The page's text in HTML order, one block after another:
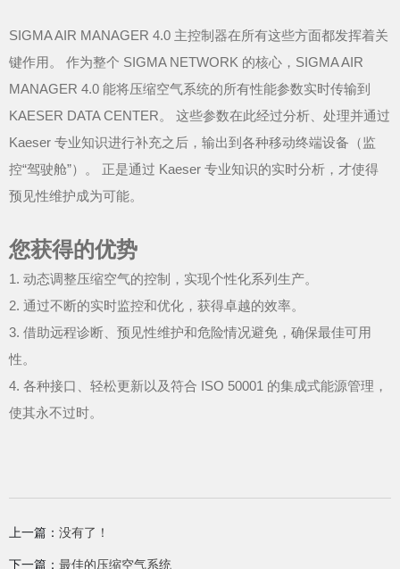
SIGMA AIR MANAGER 4.0 主控制器在所有这些方面都发挥着关
键作用。 作为整个 SIGMA NETWORK 的核心，SIGMA AIR
MANAGER 4.0 能将压缩空气系统的所有性能参数实时传输到
KAESER DATA CENTER。 这些参数在此经过分析、处理并通过
Kaeser 专业知识进行补充之后，输出到各种移动终端设备（监
控“驾驶舱”）。 正是通过 Kaeser 专业知识的实时分析，才使得
预见性维护成为可能。
您获得的优势
1. 动态调整压缩空气的控制，实现个性化系列生产。
2. 通过不断的实时监控和优化，获得卓越的效率。
3. 借助远程诊断、预见性维护和危险情况避免，确保最佳可用
性。
4. 各种接口、轻松更新以及符合 ISO 50001 的集成式能源管理，
使其永不过时。
上一篇： 没有了！
下一篇： 最佳的压缩空气系统